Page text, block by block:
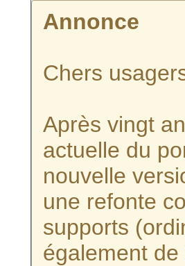
Annonce
Chers
Après vingt
actuelle du
nouvelle
une refonte
supports
également